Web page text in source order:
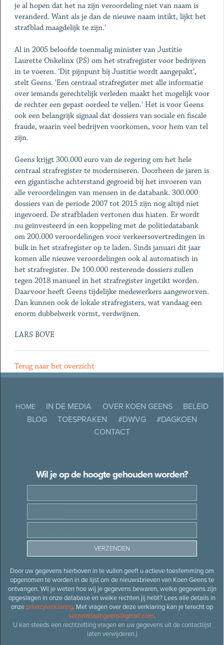
je al hopen dat het na zijn veroordeling niet van naam is
veranderd. Want als je dan de nieuwe naam intikt, lijkt het
strafblad maagdelijk te zijn.'
Al in 2005 beloofde toenmalig minister van Justitie
Laurette Onkelinx (PS) om het strafregister voor bedrijven
in te voeren. 'Dit pijnpunt bij Justitie wordt aangepakt',
stelt Geens. 'Een centraal strafregister met alle informatie
over iemands gerechtelijk verleden maakt het mogelijk voor
de rechter een gepast oordeel te vellen.' Het is voor Geens
ook een belangrijk signaal dat dossiers van sociale en fiscale
fraude, waarin veel bedrijven voorkomen, voor hem van tel
zijn.
Geens krijgt 300.000 euro van de regering om het hele
centraal strafregister te moderniseren. Doorheen de jaren is
een gigantische achterstand gegroeid bij het invoeren van
alle veroordelingen van mensen in de databank. 300.000
dossiers van de periode 2007 tot 2015 zijn nog altijd niet
ingevoerd. De strafbladen vertonen dus hiaten. Er wordt
nu geïnvesteerd in een koppeling met de politiedatabank
om 200.000 veroordelingen voor verkeersovertredingen in
bulk in het strafregister op te laden. Sinds januari dit jaar
komen alle nieuwe veroordelingen ook al automatisch in
het strafregister. De 100.000 resterende dossiers zullen
tegen 2018 manueel in het strafregister ingetikt worden.
Daarvoor heeft Geens tijdelijke medewerkers aangeworven.
Dan kunnen ook de lokale strafregisters, wat vandaag een
enorm dubbelwerk vormt, verdwijnen.
LARS BOVE
Terug naar het overzicht
HOME IN DE MEDIA OVER KOEN GEENS
BELEID
BLOG
TOESPRAKEN #DWVG
#DAGKOEN
CONTACT
Wil je op de hoogte gehouden worden?
Door uw gegevens hierboven in te vullen geeft u actieve toestemming om
opgenomen te worden in de lijst om de nieuwsbrieven van Koen Geens te
ontvangen. Wil je weten hoe wij je gegevens bewaren, welke gegevens zijn
opgeslagen in onze database en welke rechten jij hebt? Lees alle details in
onze privacyverklaring. Met vragen over deze verklaring kan je terecht op
secretariaat.geens@gmail.com.
U kan steeds een rechtzetting vragen en uw gegevens uit de contactlijst
laten verwijderen.)